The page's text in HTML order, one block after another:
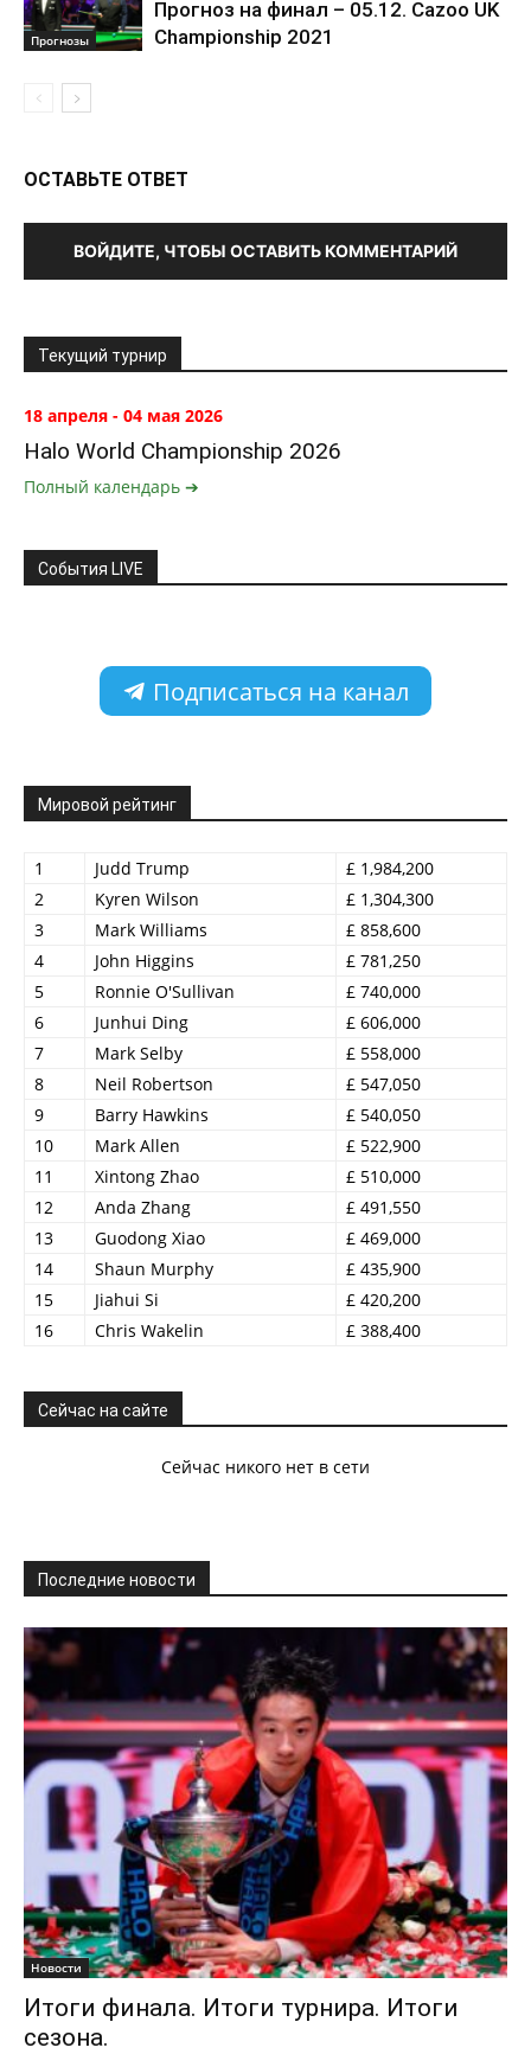
Прогнозы
Прогноз на финал – 05.12. Cazoo UK
Championship 2021
ОСТАВЬТЕ ОТВЕТ
ВОЙДИТЕ, ЧТОБЫ ОСТАВИТЬ КОММЕНТАРИЙ
Текущий турнир
18 апреля - 04 мая 2026
Halo World Championship 2026
Полный календарь ➔
События LIVE
Подписаться на канал
Мировой рейтинг
1 Judd Trump
£ 1,984,200
2
Kyren Wilson
£ 1,304,300
3
Mark Williams
£ 858,600
4
John Higgins
£ 781,250
5
Ronnie O'Sullivan
£ 740,000
6
Junhui Ding
£ 606,000
7
Mark Selby
£ 558,000
8
Neil Robertson
£ 547,050
9
Barry Hawkins
£ 540,050
10
Mark Allen
£ 522,900
11
Xintong Zhao
£ 510,000
12
Anda Zhang
£ 491,550
13
Guodong Xiao
£ 469,000
14
Shaun Murphy
£ 435,900
15
Jiahui Si
£ 420,200
16
Chris Wakelin £ 388,400
Сейчас на сайте
Сейчас никого нет в сети
Последние новости
Новости
Итоги финала. Итоги турнира. Итоги
сезона.